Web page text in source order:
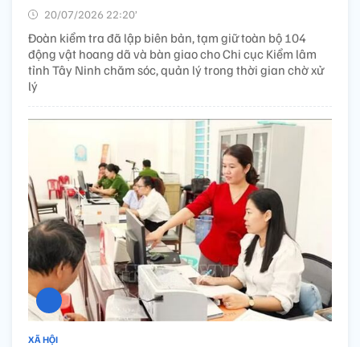
20/07/2026 22:20’
Đoàn kiểm tra đã lập biên bản, tạm giữ toàn bộ 104
động vật hoang dã và bàn giao cho Chi cục Kiểm lâm
tỉnh Tây Ninh chăm sóc, quản lý trong thời gian chờ xử
lý
XÃ HỘI